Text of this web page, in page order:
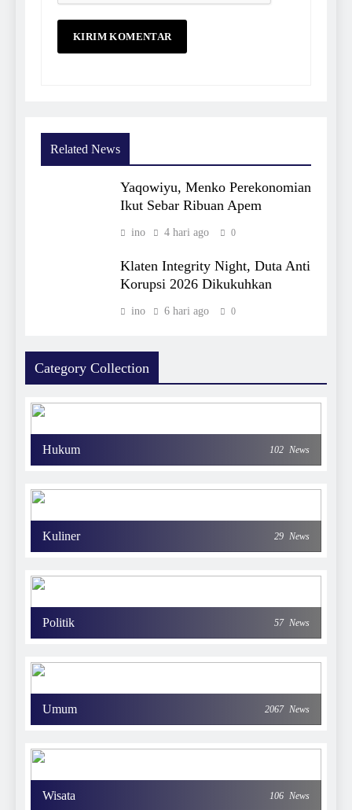
Related News
Yaqowiyu, Menko Perekonomian
Ikut Sebar Ribuan Apem
ino 4 hari ago 0
Klaten Integrity Night, Duta Anti
Korupsi 2026 Dikukuhkan
ino 6 hari ago 0
Category Collection
Hukum 102 News
Kuliner 29 News
Politik 57 News
Umum 2067 News
Wisata 106 News